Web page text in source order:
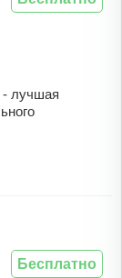
- лучшая
Бесплатно